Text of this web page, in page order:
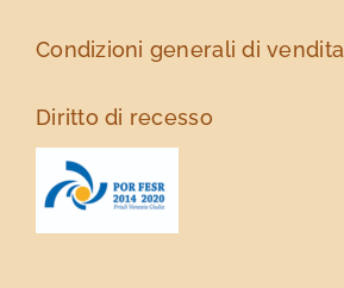
Condizioni generali di vendita
Diritto di recesso